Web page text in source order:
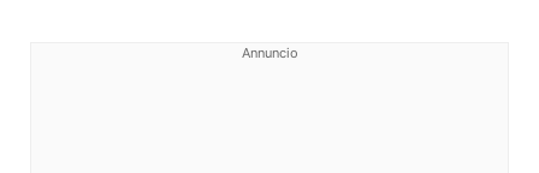
Annuncio